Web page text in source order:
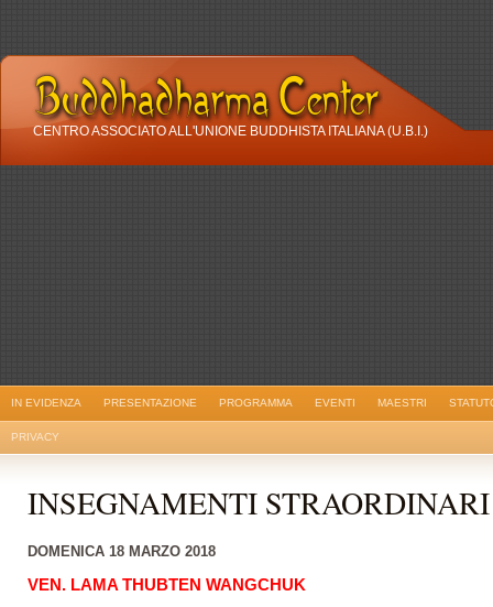
CENTRO ASSOCIATO ALL'UNIONE BUDDHISTA ITALIANA (U.B.I.)
IN EVIDENZA PRESENTAZIONE PROGRAMMA EVENTI MAESTRI
PRIVACY
INSEGNAMENTI
DOMENICA 18 MARZO 2018
VEN. LAMA THUBTEN WANGCHUK